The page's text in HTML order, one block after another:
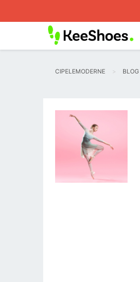
CIPELEMODERNE BLOG